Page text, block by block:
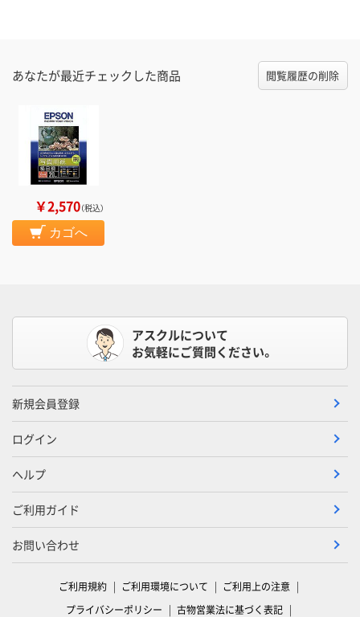
あなたが最近チェックした商品 閲覧履歴の削除
￥2,570（税込）
カゴへ
アスクルについて
お気軽にご質問ください。
新規会員登録
ログイン
ヘルプ
ご利用ガイド
お問い合わせ
ご利用規約 ご利用環境について
ご利用上の注意
プライバシーポリシー
古物営業法に基づく表記